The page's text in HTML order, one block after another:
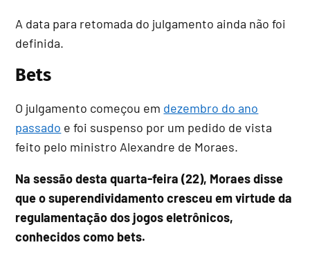
A data para retomada do julgamento ainda não foi
definida.
Bets
O julgamento começou em dezembro do ano
passado e foi suspenso por um pedido de vista
feito pelo ministro Alexandre de Moraes.
Na sessão desta quarta-feira (22), Moraes disse
que o superendividamento cresceu em virtude da
regulamentação dos jogos eletrônicos,
conhecidos como bets.